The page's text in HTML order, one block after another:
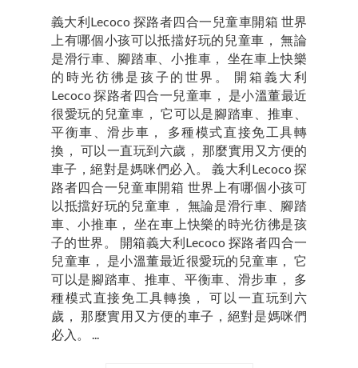
義大利Lecoco 探路者四合一兒童車開箱 世界
上有哪個小孩可以抵擋好玩的兒童車， 無論
是滑行車、腳踏車、小推車， 坐在車上快樂
的時光彷彿是孩子的世界。 開箱義大利
Lecoco 探路者四合一兒童車， 是小溫董最近
很愛玩的兒童車， 它可以是腳踏車、推車、
平衡車、滑步車， 多種模式直接免工具轉
換， 可以一直玩到六歲， 那麼實用又方便的
車子，絕對是媽咪們必入。 義大利Lecoco 探
路者四合一兒童車開箱 世界上有哪個小孩可
以抵擋好玩的兒童車， 無論是滑行車、腳踏
車、小推車， 坐在車上快樂的時光彷彿是孩
子的世界。 開箱義大利Lecoco 探路者四合一
兒童車， 是小溫董最近很愛玩的兒童車， 它
可以是腳踏車、推車、平衡車、滑步車， 多
種模式直接免工具轉換， 可以一直玩到六
歲， 那麼實用又方便的車子，絕對是媽咪們
必入。 ...